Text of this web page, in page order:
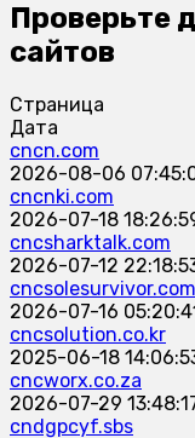
Проверьте
сайтов
Страница
Дата
cncn.com
2026-08-06
cncnki.com
2026-07-18
cncsharktalk.com
2026-07-12
cncsolesurvivor.com
2026-07-16
cncsolution.co.kr
2025-06-18
cncworx.co.za
2026-07-29
cndgpcyf.sbs